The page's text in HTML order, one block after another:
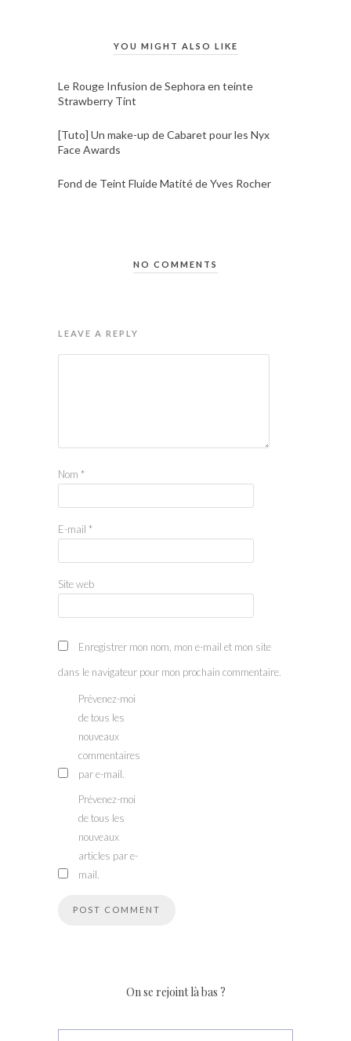
YOU MIGHT ALSO LIKE
Le Rouge Infusion de Sephora en teinte
Strawberry Tint
[Tuto] Un make-up de Cabaret pour les Nyx
Face Awards
Fond de Teint Fluide Matité de Yves Rocher
NO COMMENTS
LEAVE A REPLY
Nom *
E-mail *
Site web
Enregistrer mon nom, mon e-mail et mon site
dans le navigateur pour mon prochain commentaire.
Prévenez-moi
de tous les
nouveaux
commentaires
par e-mail.
Prévenez-moi
de tous les
nouveaux
articles par e-
mail.
On se rejoint là bas ?